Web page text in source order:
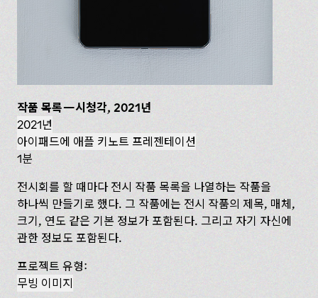
작품 목록—시청각, 2021년
2021년
아이패드에 애플 키노트 프레젠테이션
1분
전시회를 할 때마다 전시 작품 목록을 나열하는 작품을
하나씩 만들기로 했다. 그 작품에는 전시 작품의 제목, 매체,
크기, 연도 같은 기본 정보가 포함된다. 그리고 자기 자신에
관한 정보도 포함된다.
프로젝트 유형:
무빙 이미지